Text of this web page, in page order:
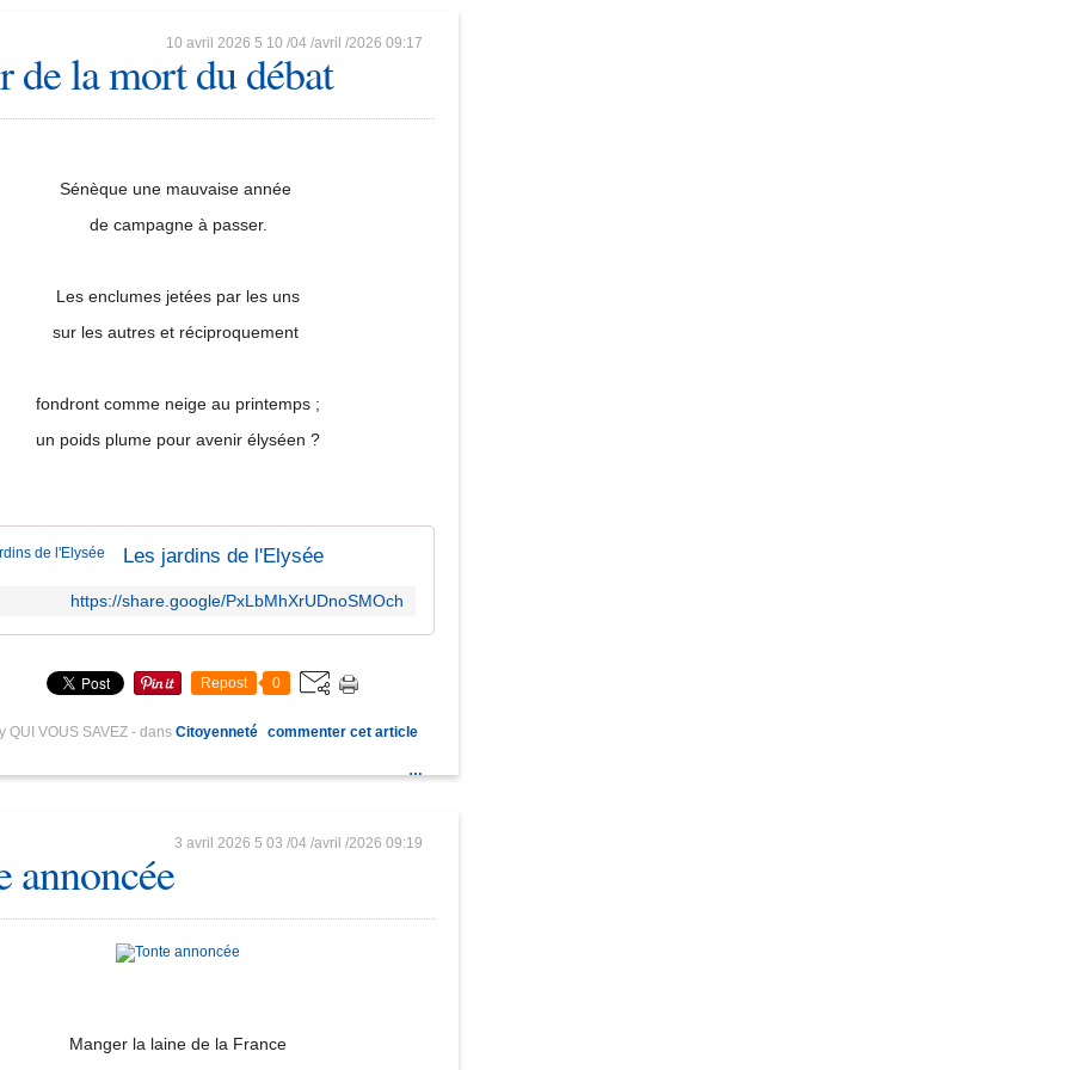
10 avril 2026 5 10 /04 /avril /2026 09:17
de la mort du débat
Sénèque une mauvaise année
de campagne à passer.
Les enclumes jetées par les uns
sur les autres et réciproquement
fondront comme neige au printemps ;
un poids plume pour avenir élyséen ?
Les jardins de l'Elysée
https://share.google/PxLbMhXrUDnoSMOch
Repost 0
QUI VOUS SAVEZ - dans Citoyenneté commenter cet article
…
3 avril 2026 5 03 /04 /avril /2026 09:19
annoncée
Manger la laine de la France